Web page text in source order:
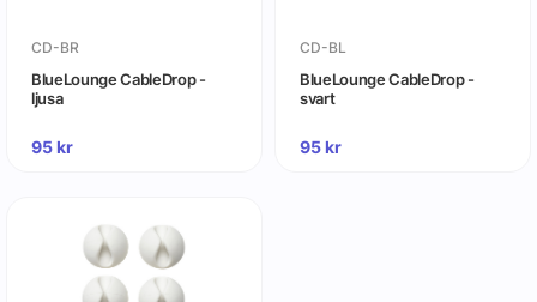
CD-BR
BlueLounge CableDrop -
ljusa
95kr
CD-BL
BlueLounge CableDrop -
svart
95kr